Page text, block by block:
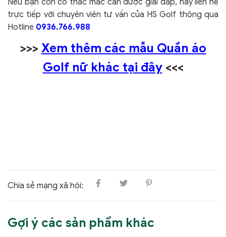
Nếu bạn còn có thắc mắc cần được giải đáp, hãy liên hệ
trực tiếp với chuyên viên tư vấn của HS Golf thông qua
Hotline 0936.766.988
>>> Xem thêm các mẫu Quần áo
Golf nữ khác tại đây<<<
Chia sẻ mạng xã hội:
Gợi ý các sản phẩm khác